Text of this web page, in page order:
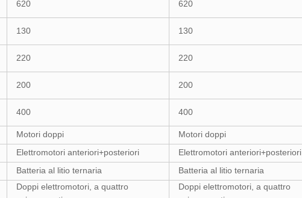
620 620
130 130
220 220
200 200
400 400
Motori doppi Motori doppi
Elettromotori anteriori+posteriori Elettromotori anteriori+posteriori
Batteria al litio ternaria Batteria al litio ternaria
Doppi elettromotori, a quattro
Doppi elettromotori, a quattro